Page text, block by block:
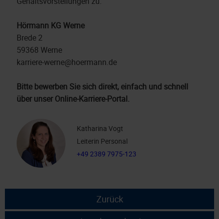
Hörmann KG Werne
Brede 2
59368 Werne
karriere-werne@hoermann.de
Bitte bewerben Sie sich direkt, einfach und schnell
über unser Online-Karriere-Portal.
Katharina Vogt
Leiterin Personal
+49 2389 7975-123
Zurück